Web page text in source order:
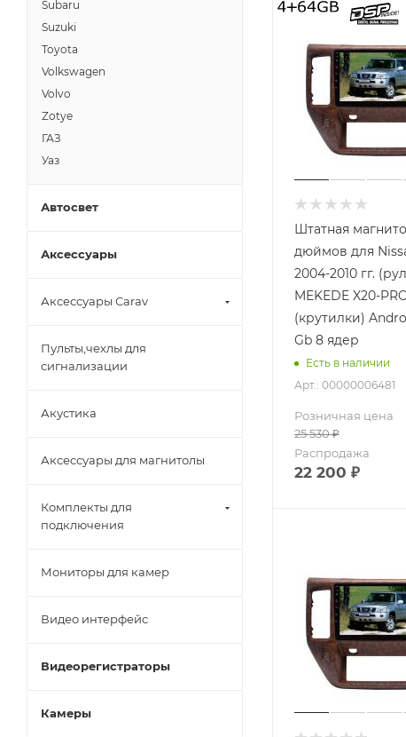
Штатная
дюймов для
2004-2010 гг.
MEKEDE X20-
(крутилки)
Gb 8 ядер
Есть в наличии
Арт.: 00000006481
Розничная цена
25 530₽
Распродажа
22 200 ₽
Subaru
Suzuki
Toyota
Volkswagen
Volvo
Zotye
ГАЗ
Уаз
Автосвет
Аксессуары
Аксессуары Carav
Пульты,чехлы для
сигнализации
Акустика
Аксессуары для магнитолы
Комплекты для
подключения
Мониторы для камер
Видео интерфейс
Видеорегистраторы
Камеры